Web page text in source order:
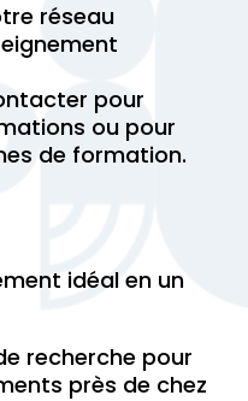
réseau
pour
ou pour
de formation.
idéal en un
recherche pour
près de chez